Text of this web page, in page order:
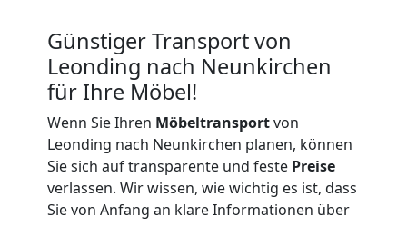
Günstiger Transport von
Leonding nach Neunkirchen
für Ihre Möbel!
Wenn Sie Ihren Möbeltransportvon
Leonding nach Neunkirchen planen, können
Sie sich auf transparente und feste Preise
verlassen. Wir wissen, wie wichtig es ist, dass
Sie von Anfang an klare Informationen über
Leonding
Expressumzug
Leonding
Tragehilfe